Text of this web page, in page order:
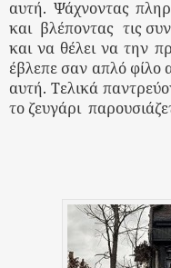
αυτή. Ψάχνοντας
και βλέποντας τις
και να θέλει να την
έβλεπε σαν απλό φίλο
αυτή. Τελικά
το ζευγάρι